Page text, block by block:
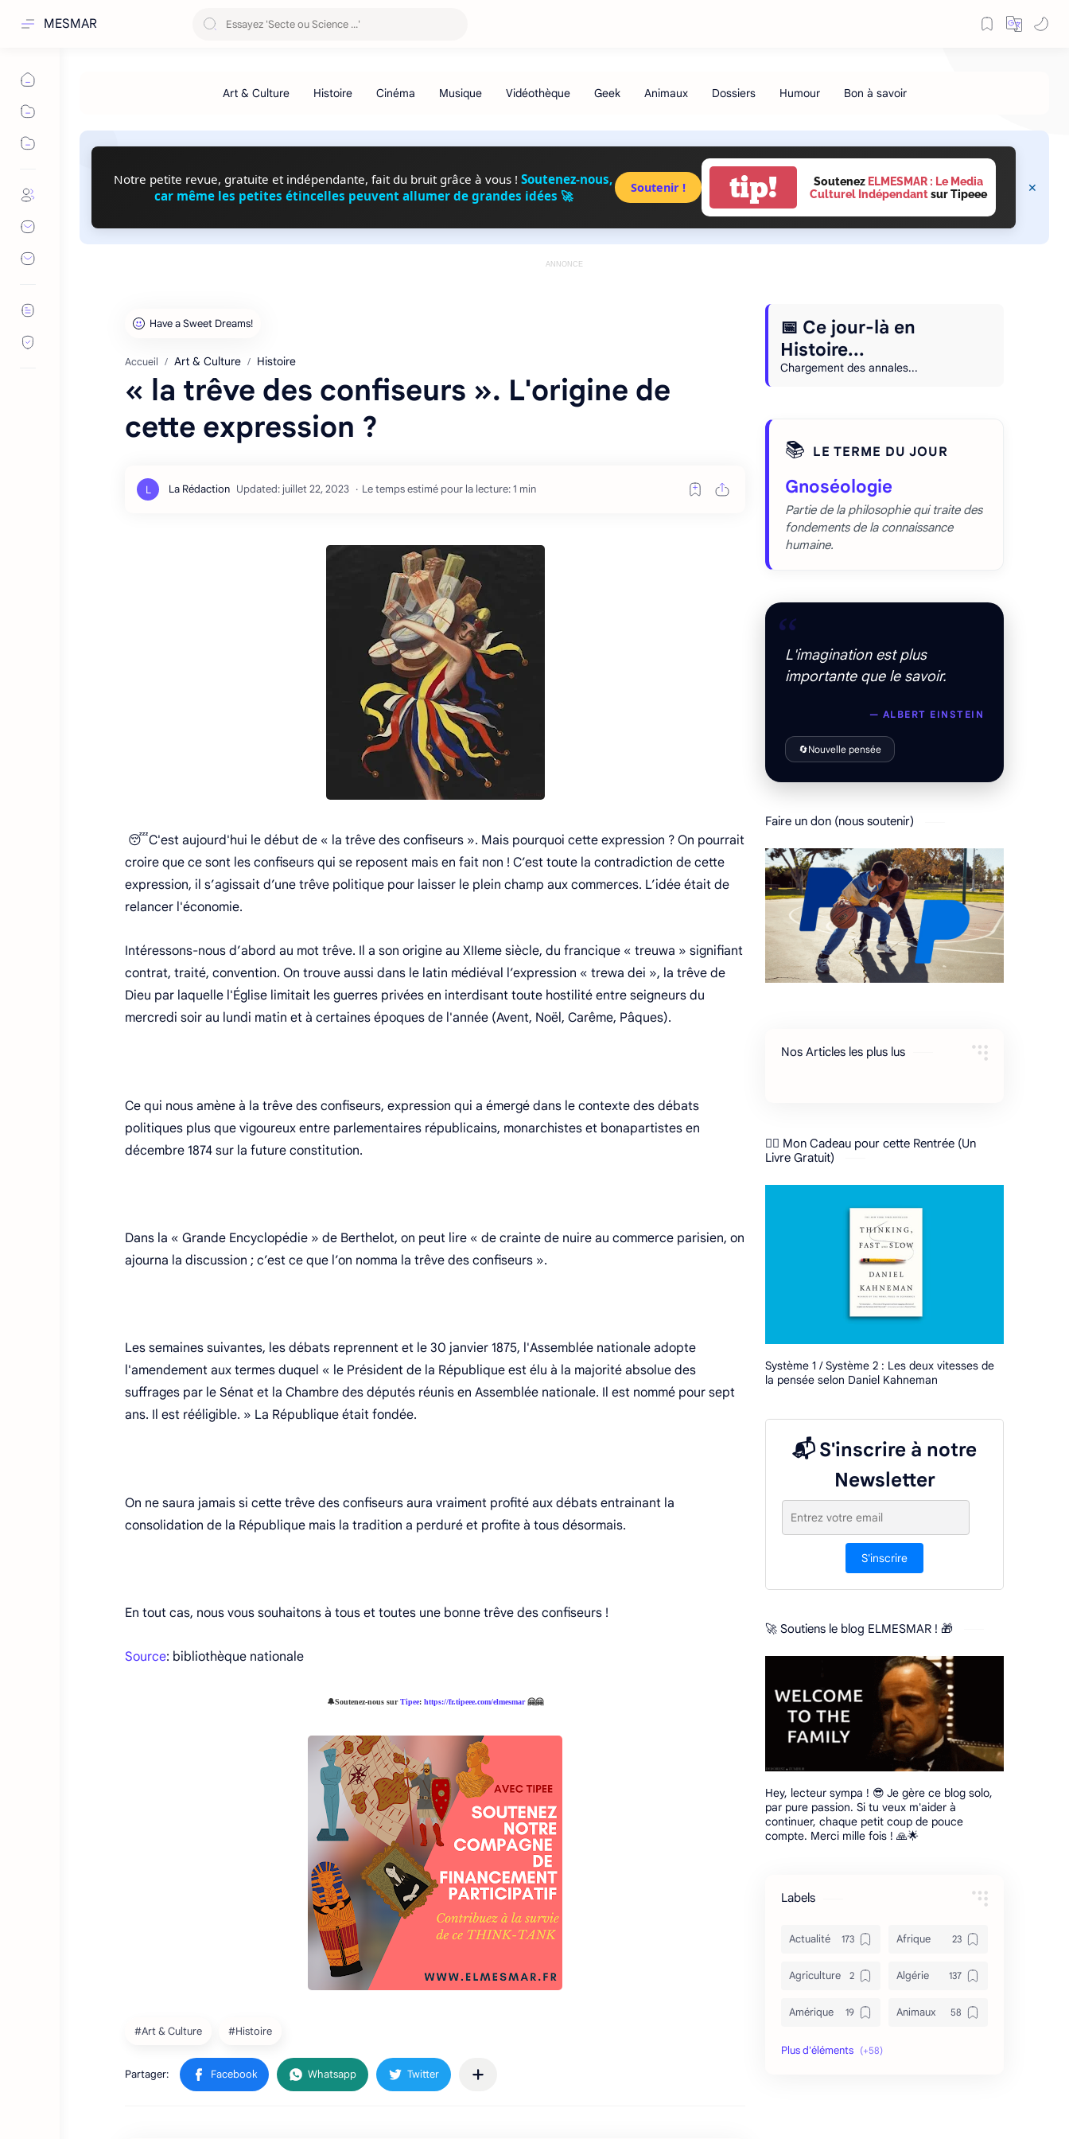
MESMAR
Notre petite revue, gratuite et indépendante, fait du bruit grâce à vous ! Soutenez-nous,
car même les petites étincelles peuvent allumer de grandes idées 🚀
Soutenir ! tip! Soutenez ELMESMAR : Le Media
Culturel Indépendantsur Tipeee
ANNONCE
Accueil Art & Culture Histoire
« la trêve des confiseurs ». L'origine de
cette expression ?
Le temps estimé pour la lecture: 1 min
😴C'est aujourd'hui le début de « la trêve des confiseurs ». Mais pourquoi cette expression ? On pourrait
croire que ce sont les confiseurs qui se reposent mais en fait non ! C’est toute la contradiction de cette
expression, il s’agissait d’une trêve politique pour laisser le plein champ aux commerces. L’idée était de
relancer l'économie.
Intéressons-nous d’abord au mot trêve. Il a son origine au XIIeme siècle, du francique « treuwa » signifiant
contrat, traité, convention. On trouve aussi dans le latin médiéval l’expression « trewa dei », la trêve de
Dieu par laquelle l'Église limitait les guerres privées en interdisant toute hostilité entre seigneurs du
mercredi soir au lundi matin et à certaines époques de l'année (Avent, Noël, Carême, Pâques).
Ce qui nous amène à la trêve des confiseurs, expression qui a émergé dans le contexte des débats
politiques plus que vigoureux entre parlementaires républicains, monarchistes et bonapartistes en
décembre 1874 sur la future constitution.
Dans la « Grande Encyclopédie » de Berthelot, on peut lire « de crainte de nuire au commerce parisien, on
ajourna la discussion ; c’est ce que l’on nomma la trêve des confiseurs ».
Les semaines suivantes, les débats reprennent et le 30 janvier 1875, l'Assemblée nationale adopte
l'amendement aux termes duquel « le Président de la République est élu à la majorité absolue des
suffrages par le Sénat et la Chambre des députés réunis en Assemblée nationale. Il est nommé pour sept
ans. Il est rééligible. » La République était fondée.
On ne saura jamais si cette trêve des confiseurs aura vraiment profité aux débats entrainant la
consolidation de la République mais la tradition a perduré et profite à tous désormais.
En tout cas, nous vous souhaitons à tous et toutes une bonne trêve des confiseurs !
Source: bibliothèque nationale
🔔Soutenez-nous surTipee: https://fr.tipeee.com/elmesmar🤗🤗
📅 Ce jour-là en
Histoire...
Chargement des annales...
📚 LE TERME DU JOUR
Gnoséologie
Partie de la philosophie qui traite des
fondements de la connaissance
humaine.
“
L'imagination est plus
importante que le savoir.
— ALBERT EINSTEIN
🔄Nouvelle pensée
Faire un don (nous soutenir)
Nos Articles les plus lus
❤️‍🔥 Mon Cadeau pour cette Rentrée (Un
Livre Gratuit)
Système 1 / Système 2 : Les deux vitesses de
la pensée selon Daniel Kahneman
📬 S'inscrire à notre
Newsletter
S'inscrire
🚀 Soutiens le blog ELMESMAR ! 🎁
Hey, lecteur sympa ! 😎 Je gère ce blog solo,
par pure passion. Si tu veux m'aider à
continuer, chaque petit coup de pouce
compte. Merci mille fois ! 🙏🌟
Labels
Actualité Afrique
Agriculture Algérie
Amérique Animaux
Archéologie